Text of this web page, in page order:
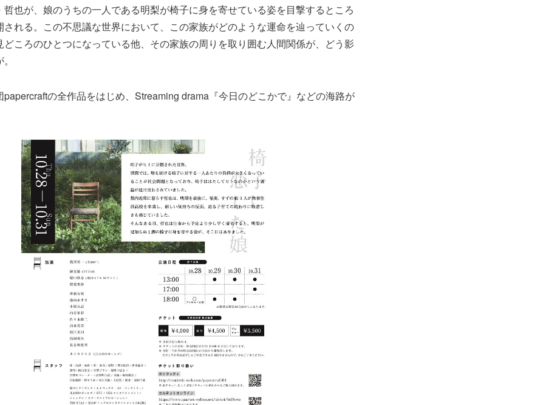
哲也が、娘のうちの一人である明梨が椅子に身を寄せている姿を目撃するところ
される。この不思議な世界において、この家族がどのような運命を辿っていくの
どころのひとつになっている他、その家族の周りを取り囲む人間関係が、どう影
papercraftの全作品をはじめ、Streaming drama『今日のどこかで』などの海路が